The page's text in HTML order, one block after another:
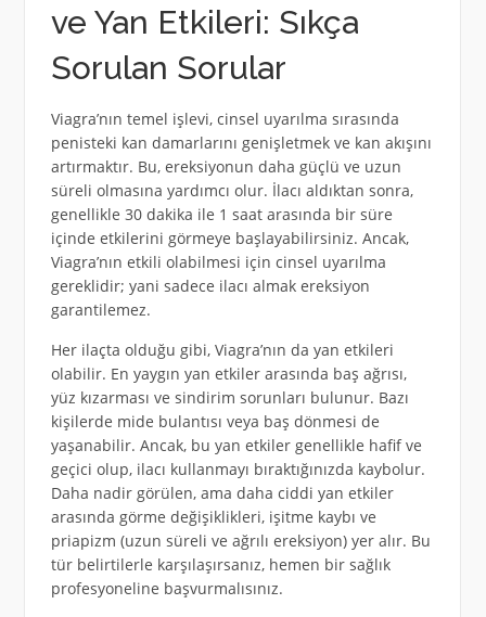
ve Yan Etkileri: Sıkça
Sorulan Sorular
Viagra’nın temel işlevi, cinsel uyarılma sırasında
penisteki kan damarlarını genişletmek ve kan akışını
artırmaktır. Bu, ereksiyonun daha güçlü ve uzun
süreli olmasına yardımcı olur. İlacı aldıktan sonra,
genellikle 30 dakika ile 1 saat arasında bir süre
içinde etkilerini görmeye başlayabilirsiniz. Ancak,
Viagra’nın etkili olabilmesi için cinsel uyarılma
gereklidir; yani sadece ilacı almak ereksiyon
garantilemez.
Her ilaçta olduğu gibi, Viagra’nın da yan etkileri
olabilir. En yaygın yan etkiler arasında baş ağrısı,
yüz kızarması ve sindirim sorunları bulunur. Bazı
kişilerde mide bulantısı veya baş dönmesi de
yaşanabilir. Ancak, bu yan etkiler genellikle hafif ve
geçici olup, ilacı kullanmayı bıraktığınızda kaybolur.
Daha nadir görülen, ama daha ciddi yan etkiler
arasında görme değişiklikleri, işitme kaybı ve
priapizm (uzun süreli ve ağrılı ereksiyon) yer alır. Bu
tür belirtilerle karşılaşırsanız, hemen bir sağlık
profesyoneline başvurmalısınız.